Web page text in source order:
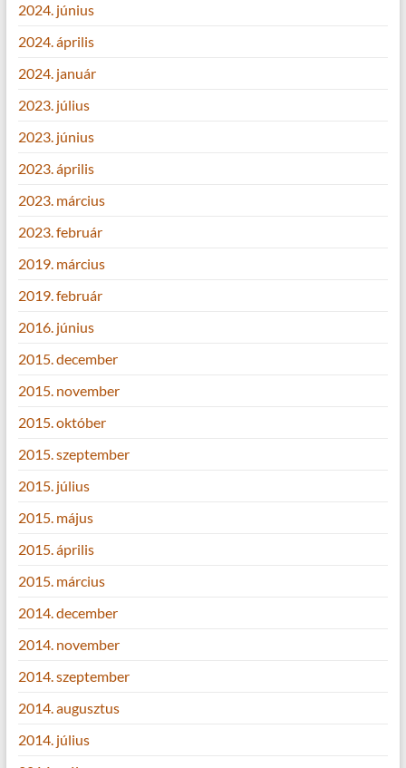
2024. június
2024. április
2024. január
2023. július
2023. június
2023. április
2023. március
2023. február
2019. március
2019. február
2016. június
2015. december
2015. november
2015. október
2015. szeptember
2015. július
2015. május
2015. április
2015. március
2014. december
2014. november
2014. szeptember
2014. augusztus
2014. július